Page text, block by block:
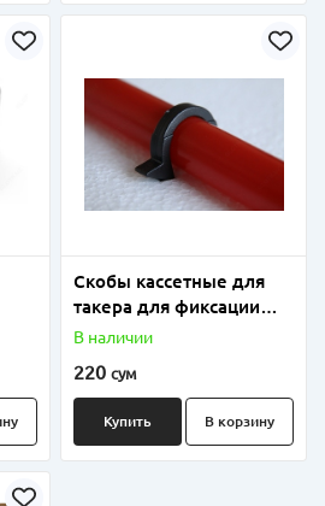
Скобы кассетные для
такера для фиксации
труб напольного
В наличии
220 сум
Купить В корзину